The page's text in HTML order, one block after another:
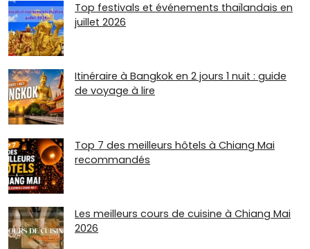
Top festivals et événements thaïlandais en
juillet 2026
Itinéraire à Bangkok en 2 jours 1 nuit : guide
de voyage à lire
Top 7 des meilleurs hôtels à Chiang Mai
recommandés
Les meilleurs cours de cuisine à Chiang Mai
2026